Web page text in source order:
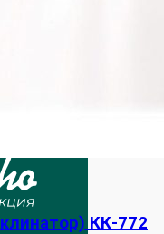
КК-772